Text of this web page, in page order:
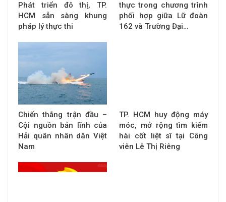
Phát triển đô thị, TP.
HCM sẵn sàng khung
pháp lý thực thi
thực trong chương trình
phối hợp giữa Lữ đoàn
162 và Trường Đại…
Chiến thắng trận đầu –
Cội nguồn bản lĩnh của
Hải quân nhân dân Việt
Nam
TP. HCM huy động máy
móc, mở rộng tìm kiếm
hài cốt liệt sĩ tại Công
viên Lê Thị Riêng